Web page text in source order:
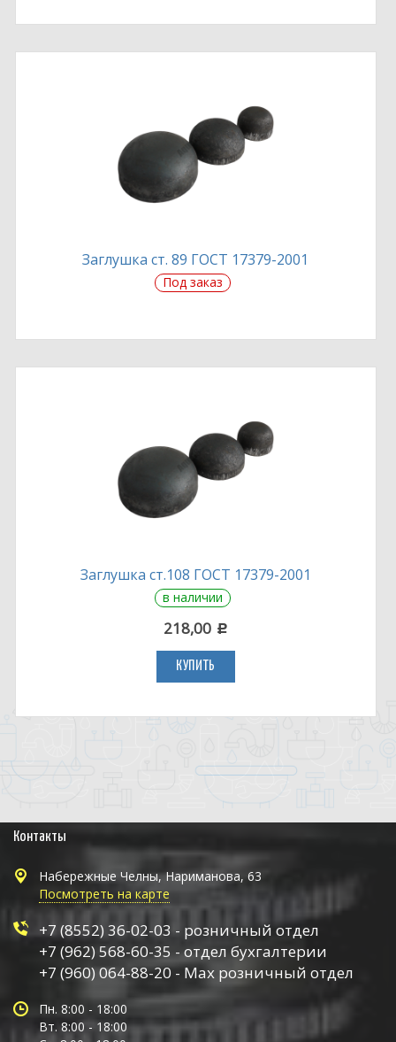
Заглушка ст. 89 ГОСТ 17379-2001
Под заказ
Заглушка ст.108 ГОСТ 17379-2001
в наличии
218,00 c
КУПИТЬ
Контакты
Набережные Челны, Нариманова, 63
Посмотреть на карте
+7 (8552) 36-02-03 - розничный отдел
+7 (962) 568-60-35 - отдел бухгалтерии
+7 (960) 064-88-20 - Max розничный отдел
Пн. 8:00 - 18:00
Вт. 8:00 - 18:00